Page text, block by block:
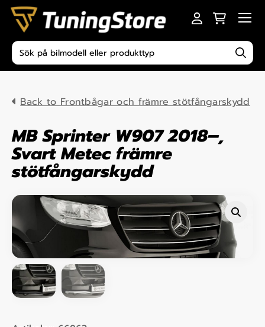
Skip to content
Produktsökning
Back to Frontbågar och främre stötfångarskydd
MB Sprinter W907 2018–,
Svart Metec främre
stötfångarskydd